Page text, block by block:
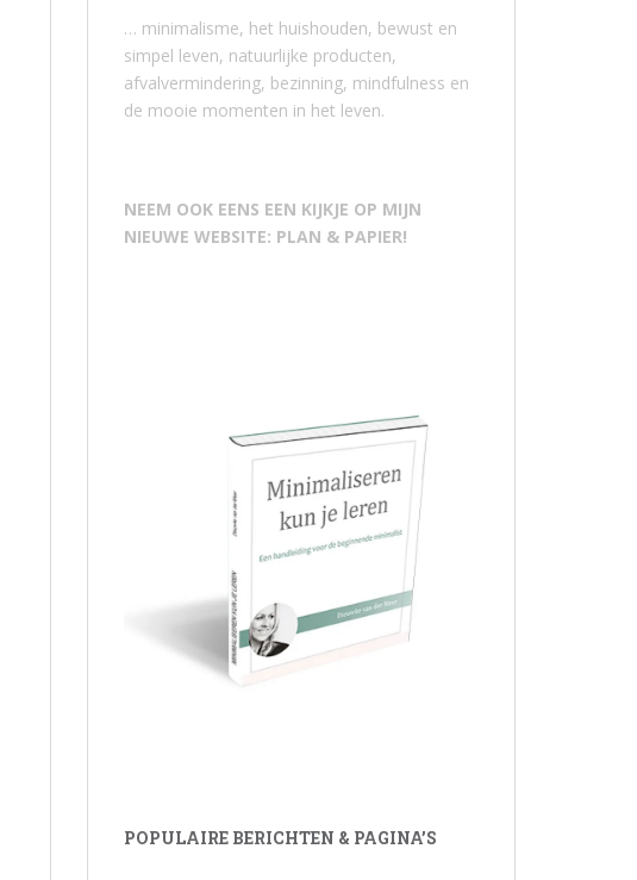
… minimalisme, het huishouden, bewust en
simpel leven, natuurlijke producten,
afvalvermindering, bezinning, mindfulness en
de mooie momenten in het leven.
NEEM OOK EENS EEN KIJKJE OP MIJN
NIEUWE WEBSITE: PLAN & PAPIER!
POPULAIRE BERICHTEN & PAGINA’S